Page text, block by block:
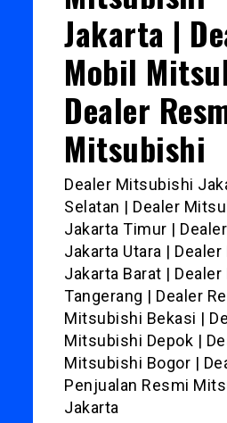
Jakarta |
Mobil
Dealer
Mitsubishi
Dealer Mitsubishi
Selatan | Dealer
Jakarta Timur |
Jakarta Utara |
Jakarta Barat |
Tangerang | Dealer
Mitsubishi Bekasi |
Mitsubishi Depok |
Mitsubishi Bogor |
Penjualan Resmi
Jakarta